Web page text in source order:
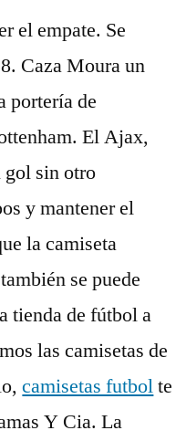
el empate. Se
Caza Moura un
portería de
El Ajax,
gol sin otro
y mantener el
la camiseta
se puede
tienda de fútbol a
las camisetas de
camisetas futbolte
Y Cia. La